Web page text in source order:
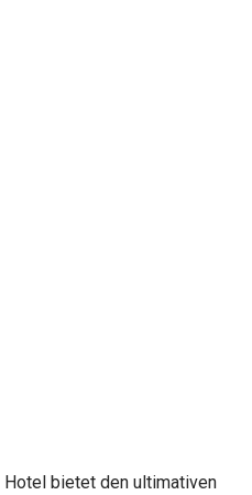
Hotel bietet den ultimativen